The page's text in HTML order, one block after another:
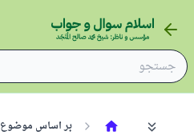
بر اساس موضوع